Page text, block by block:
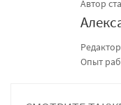
Автор
Опыт